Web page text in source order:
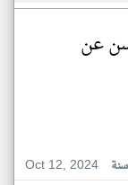
عن
Oct 12, 2024